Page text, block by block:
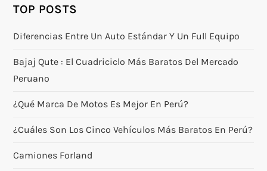
TOP POSTS
Diferencias Entre Un Auto Estándar Y Un Full Equipo
Bajaj Qute : El Cuadriciclo Más Baratos Del Mercado
Peruano
¿Qué Marca De Motos Es Mejor En Perú?
¿Cuáles Son Los Cinco Vehículos Más Baratos En Perú?
Camiones Forland